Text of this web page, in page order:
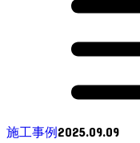
施工事例 2025.09.09